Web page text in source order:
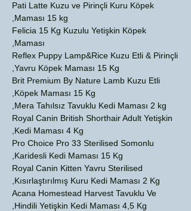
Pati Latte Kuzu ve Pirinçli Kuru Köpek
Maması 15 kg,
Felicia 15 Kg Kuzulu Yetişkin Köpek
Maması,
Reflex Puppy Lamp&Rice Kuzu Etli & Pirinçli
Yavru Köpek Maması 15 Kg,
Brit Premium By Nature Lamb Kuzu Etli
Köpek Maması 15 Kg,
Mera Tahılsız Tavuklu Kedi Maması 2 kg,
Royal Canin British Shorthair Adult Yetişkin
Kedi Maması 4 Kg,
Pro Choice Pro 33 Sterilised Somonlu
Karidesli Kedi Maması 15 Kg,
Royal Canin Kitten Yavru Sterilised
Kısırlaştırılmış Kuru Kedi Maması 2 Kg,
Acana Homestead Harvest Tavuklu Ve
Hindili Yetişkin Kedi Maması 4,5 Kg,